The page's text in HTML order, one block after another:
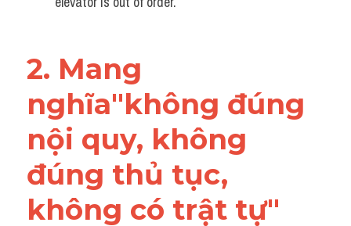
2. Mang
nghĩa"không đúng
nội quy, không
đúng thủ tục,
không có trật tự"